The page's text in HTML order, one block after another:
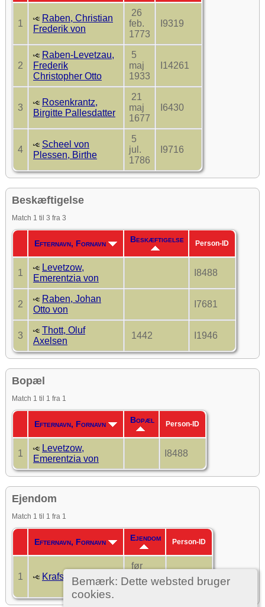
Bemærk: Dette websted bruger
cookies.
1
Raben, Christian
Frederik von
26
feb.
1773
I9319
2
Raben-Levetzau,
Frederik
Christopher Otto
5
maj
1933
I14261
3
Rosenkrantz,
Birgitte Pallesdatter
21
maj
1677
I6430
4
Scheel von
Plessen, Birthe
5
jul.
1786
I9716
Beskæftigelse
Match 1 til 3 fra 3
Efternavn, Fornavn Beskæftigelse Person-ID
1
Levetzow,
Emerentzia von
I8488
2
Raben, Johan
Otto von
I7681
3
Thott, Oluf
Axelsen
1442 I1946
Bopæl
Match 1 til 1 fra 1
Efternavn, Fornavn Bopæl Person-ID
1
Levetzow,
Emerentzia von
I8488
Ejendom
Match 1 til 1 fra 1
Efternavn, Fornavn Ejendom Person-ID
1 Krafse, Hans
før
1507-
1516
I2743